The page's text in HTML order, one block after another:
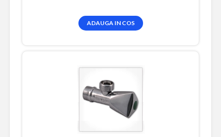
ADAUGA IN COS